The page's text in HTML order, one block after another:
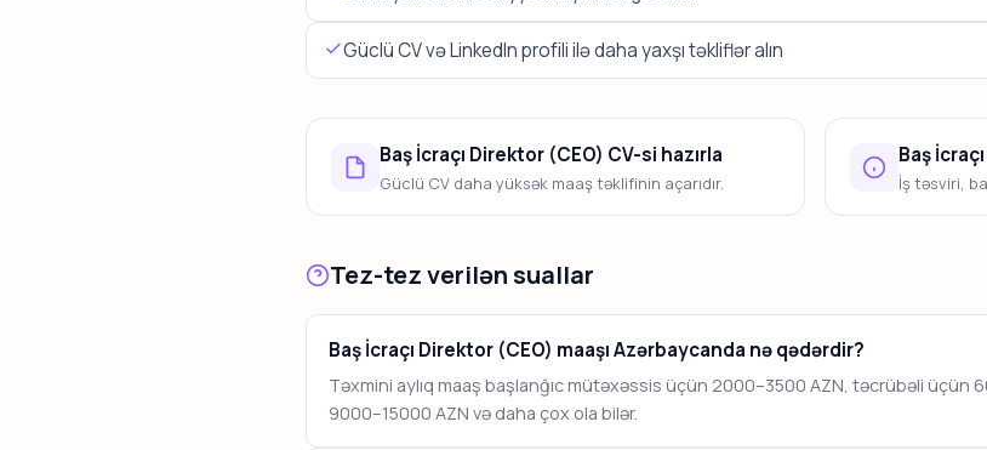
Güclü CV və LinkedIn profili ilə daha yaxşı təkliflər alın
Baş İcraçı Direktor (CEO) CV-si hazırla
Güclü CV daha yüksək maaş təklifinin açarıdır.
Baş
İş təsviri,
Tez-tez verilən suallar
Baş İcraçı Direktor (CEO) maaşı Azərbaycanda nə qədərdir?
Təxmini aylıq maaş başlanğıc mütəxəssis üçün 2000–3500 AZN, təcrübəli üçün
9000–15000 AZN və daha çox ola bilər.